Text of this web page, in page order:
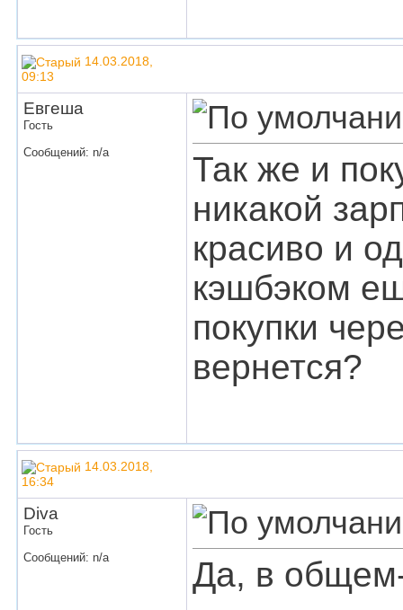
14.03.2018,
09:13
Евгеша
Гость
Сообщений: n/a
Так же и
никакой
красиво и
кэшбэком
покупки
вернется?
14.03.2018,
16:34
Diva
Гость
Сообщений: n/a
Да, в